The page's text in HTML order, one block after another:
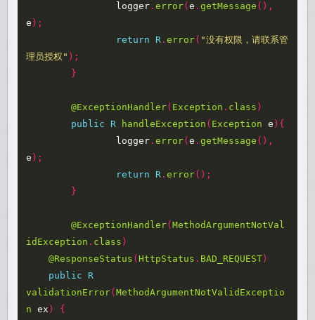
logger .error(e .getMessage (),
e );
return
R .error( "没有权限，请联系管
理员授权" );
}
@ExceptionHandler( Exception . class )
public
R handleException ( Exception e ){
logger .error(e .getMessage (),
e );
return
R .error();
}
@ExceptionHandler(MethodArgumentNotVal
idException . class )
@ResponseStatus (HttpStatus . BAD_REQUEST )
public
R
validationError(MethodArgumentNotValidExceptio
n
ex )
{